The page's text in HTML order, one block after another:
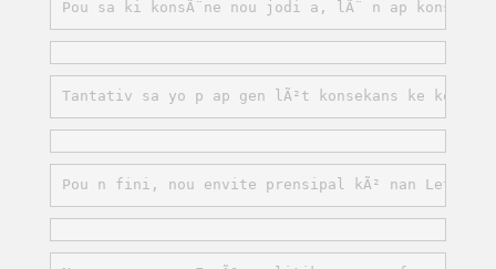
Pou sa ki konsÃ¨ne nou jodi a, lÃ¨ n ap
Tantativ sa yo p ap gen lÃ²t konsekans ke
Pou n fini, nou envite prensipal kÃ² nan Leta ki